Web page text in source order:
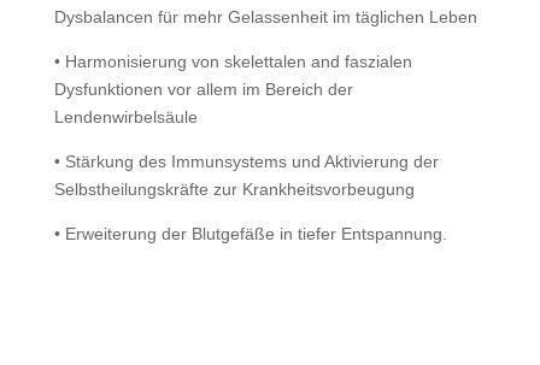
Dysbalancen für mehr Gelassenheit im täglichen Leben
• Harmonisierung von skelettalen and faszialen
Dysfunktionen vor allem im Bereich der
Lendenwirbelsäule
• Stärkung des Immunsystems und Aktivierung der
Selbstheilungskräfte zur Krankheitsvorbeugung
• Erweiterung der Blutgefäße in tiefer Entspannung.